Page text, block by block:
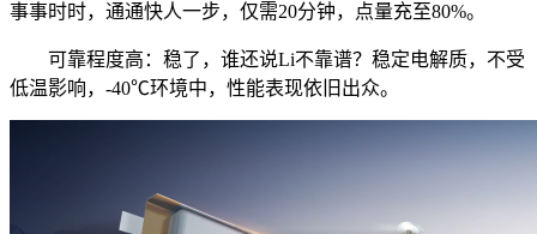
事事时时，通通快人一步，仅需20分钟，点量充至80%。
可靠程度高：稳了，谁还说Li不靠谱？稳定电解质，不受
低温影响，-40℃环境中，性能表现依旧出众。